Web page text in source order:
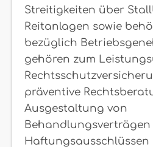
Streitigkeiten über
Reitanlagen sowie
bezüglich
gehören zum
präventive
Ausgestaltung von
Haftungsausschlüssen